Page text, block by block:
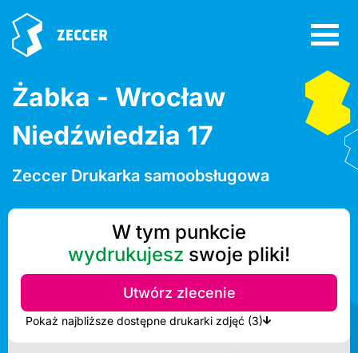
Żabka - Wrocław
Niedźwiedzia 17
Zeccer Drukarka samoobsługowa
W tym punkcie
wydrukujesz swoje pliki!
Utwórz zlecenie
Pokaż najbliższe dostępne drukarki zdjęć (3)